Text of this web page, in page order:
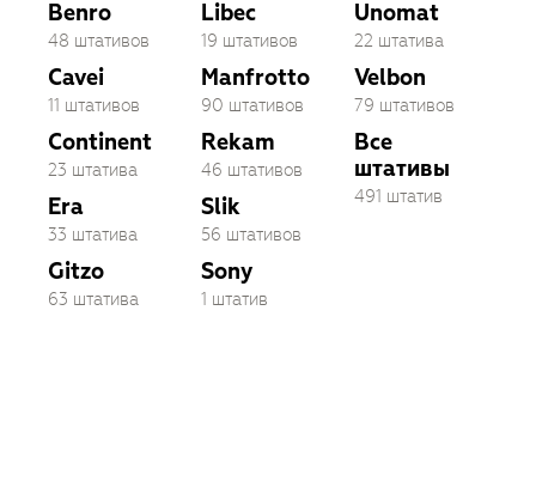
Benro
48 штативов
Cavei
11 штативов
Continent
23 штатива
Era
33 штатива
Gitzo
63 штатива
Libec
19 штативов
Manfrotto
90 штативов
Rekam
46 штативов
Slik
56 штативов
Sony
1 штатив
Unomat
22 штатива
Velbon
79 штативов
Все
штативы
491 штатив